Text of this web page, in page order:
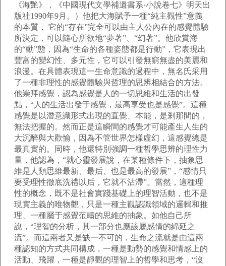
《海艷》，《中國現代文學補遺書系·小說卷七》明天出
版社1990年9月。）他把大海賦予一種“純主觀性”意義
的本質， 它的“存在”完全可以由主人公內在的感覺體驗
所決定，可以隨心所欲地“夢著”、“幻著”。他欣賞海
的“動”態，因為“生命的各種姿態都是行動”，它表現出
豐富的變幻性、多元性，它可以引發無窮無盡的美麗和
浪漫。在具體表現這一生命意識的過程中，無名氏采用
了一種非理性的感覺體驗與哲理的思辨相結合的方法。
他崇拜感覺，認為感覺是人的一切思維和生活的出發
點，“人的生活出發于感覺，最高享受也是感覺”。這種
感覺是以潛意識形式出現的直覺、本能，是剎那間的，
無法把握的。然而正是這瞬間的感覺才可能產生人生的
大沉醉與大歡愉，因為不管世界怎樣虛幻，這感覺總是
最真實的。同時，他還特別強調一種哲學思辨的理性力
量，他認為，“就心靈發展說，在某種條件下，抽象思
維是人類思維最新、最后、也是最高的發展”，“感情只
要受理性徹底洗禮以后，它就不沾滯”。當然，這種理
性的概念，既不是社會實踐基礎上的理智活動，也不是
現實主義的唯物觀，只是一種主觀認識領域的邏輯和推
理、一種屬于感覺范疇的思維的抽象。如他自己所
說，“理智的分析，其一部分也應該屬感情的綿延之
流”。而這兩者又是缺一不可的，生命之流就是由這兩
種認知的方式共同構成，一種是動勢的感覺和情感上的
活動、飛躍，一種是靜觀的理智上的哲學和思考，“沒